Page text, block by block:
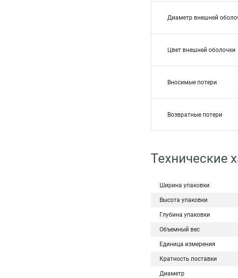
Диаметр внешней
Цвет внешней оболочки
Вносимые потери
Возвратные потери
Технические
Ширина упаковки
Высота упаковки
Глубина упаковки
Объемный вес
Единица измерения
Кратность поставки
Диаметр